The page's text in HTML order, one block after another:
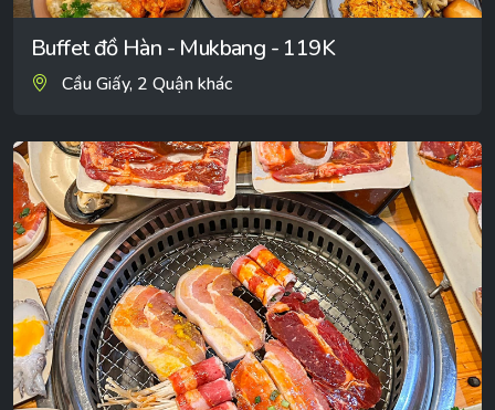
Buffet đồ Hàn - Mukbang - 119K
Cầu Giấy, 2 Quận khác